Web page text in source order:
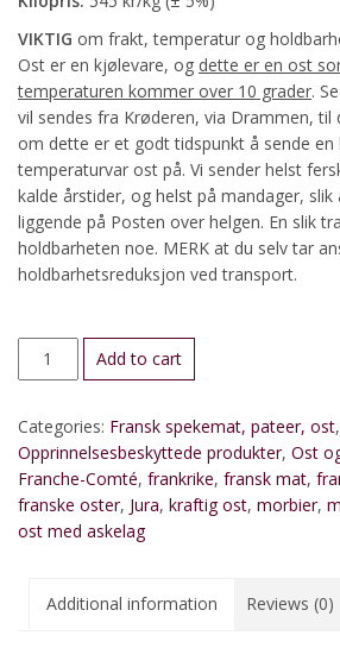
VIKTIG om frakt, temperatur og
Ost er en kjølevare, og dette er en ost
temperaturen kommer over 10 grader.
vil sendes fra Krøderen, via Drammen, til
om dette er et godt tidspunkt å sende en
temperaturvar ost på. Vi sender helst
kalde årstider, og helst på mandager, slik
liggende på Posten over helgen. En slik
holdbarheten noe. MERK at du selv tar
holdbarhetsreduksjon ved transport.
Morbier
AOP:
ost
fra
Franche-
Comté
quantity
Add to cart
Categories: Fransk spekemat, pateer, ost,
Opprinnelsesbeskyttede produkter, Ost
Franche-Comté, frankrike, fransk mat,
franske oster, Jura, kraftig ost, morbier,
ost med askelag
Additional information Reviews (0)